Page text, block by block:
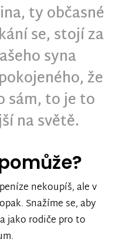
ty občasné
se, stojí za
syna
že
sám, to je to
na světě.
nekoupíš, ale v
Snažíme se, aby
jako rodiče pro to